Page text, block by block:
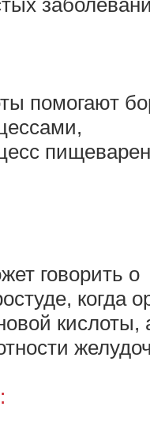
помогают
говорить о
когда
кислоты,